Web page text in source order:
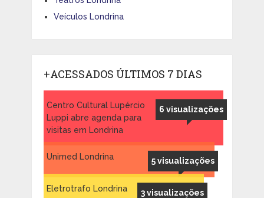
Veículos Londrina
+ACESSADOS ÚLTIMOS 7 DIAS
6 visualizações
Centro Cultural Lupércio
Luppi abre agenda para
visitas em Londrina
5 visualizações
Unimed Londrina
3 visualizações
Eletrotrafo Londrina